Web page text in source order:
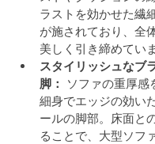
ラストを効かせた繊
が施されており、全
美しく引き締めていま
スタイリッシュなブ
脚：
ソファの重厚感
細身でエッジの効い
ールの脚部。床面と
ることで、大型ソフ